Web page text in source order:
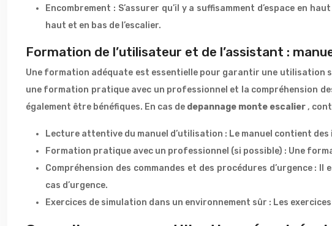
Encombrement : S’assurer qu’il y a suffisamment d’espace en
haut et en bas de l’escalier.
Formation de l’utilisateur et de l’assistant :
Une formation adéquate est essentielle pour garantir une utilisation
une formation pratique avec un professionnel et la compréhension
également être bénéfiques. En cas de depannage monte escalier,
Lecture attentive du manuel d’utilisation : Le manuel contient
Formation pratique avec un professionnel (si possible) : Une
Compréhension des commandes et des procédures d’urgence
cas d’urgence.
Exercices de simulation dans un environnement sûr : Les